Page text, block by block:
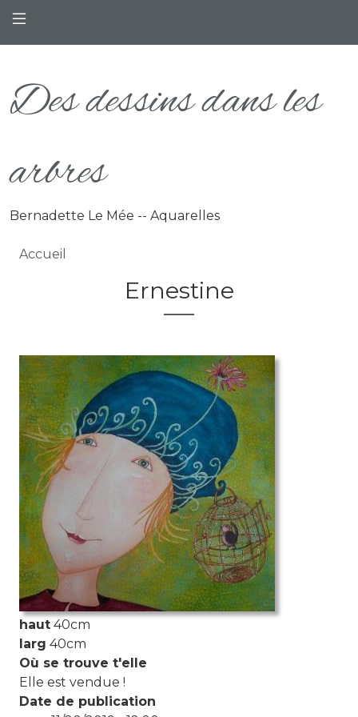
Des dessins dans les
arbres
Bernadette Le Mée -- Aquarelles
Fil d'Ariane
Accueil
Ernestine
Photo de l'aquarelle
haut 40cm
larg 40cm
Où se trouve t'elle
Elle est vendue !
Date de publication